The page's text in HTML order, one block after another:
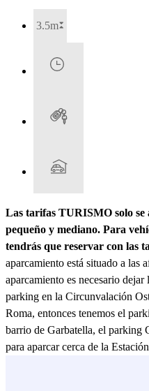
3.5m
Las tarifas TURISMO solo se
pequeño y mediano. Para
tendrás que reservar con las
aparcamiento está situado a las
aparcamiento es necesario
parking en la Circunvalación
Roma, entonces tenemos el
barrio de Garbatella, el parking
para aparcar cerca de la